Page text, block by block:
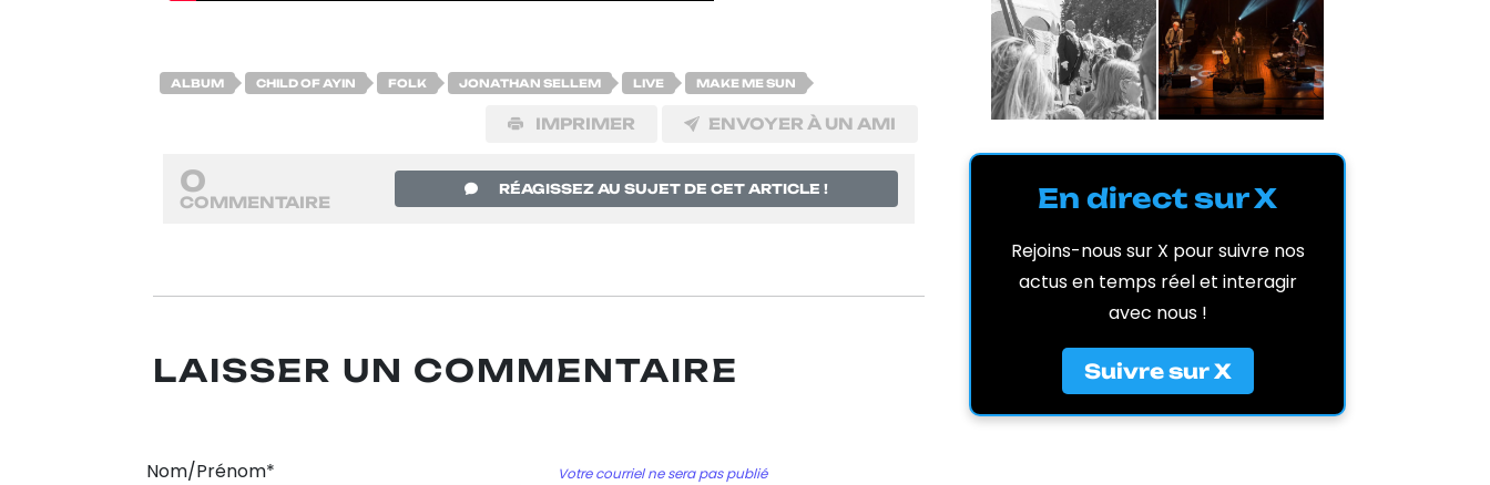
ALBUM CHILD OF AYIN FOLK JONATHAN SELLEM LIVE MAKE ME SUN
IMPRIMER ENVOYER À UN AMI
0
COMMENTAIRE
RÉAGISSEZ AU SUJET DE CET ARTICLE !
LAISSER UN COMMENTAIRE
Nom/Prénom* Votre courriel ne sera pas publié
En direct sur X
Rejoins-nous sur X pour suivre nos
actus en temps réel et interagir
avec nous !
Suivre sur X